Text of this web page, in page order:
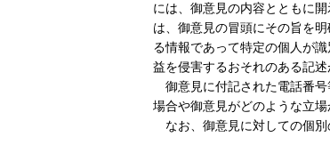
には、御意見の内容とともに
は、御意見の冒頭にその旨を
る情報であって特定の個人が
益を侵害するおそれのある記
御意見に付記された電話番
場合や御意見がどのような立
なお、御意見に対しての個